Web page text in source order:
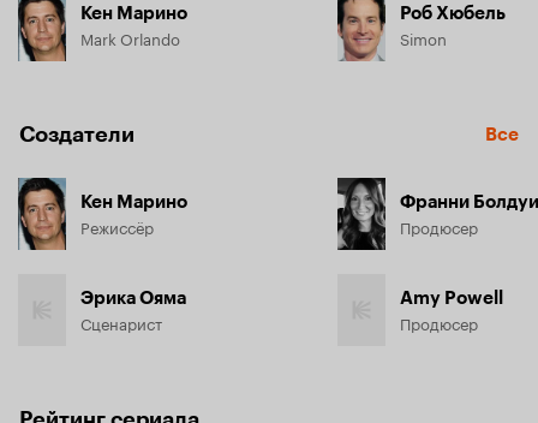
Кен Марино
Mark Orlando
Роб Хюбель
Simon
Создатели Все
Кен Марино
Режиссёр
Эрика Ояма
Сценарист
Франни
Продюсер
Amy Powell
Продюсер